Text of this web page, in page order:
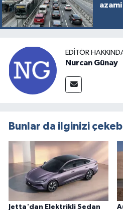
EDITÖR
Nurcan Günay
Bunlar da ilginizi
Jetta'dan Elektrikli Sedan